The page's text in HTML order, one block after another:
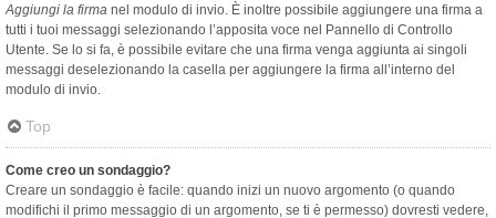
Aggiungi la firma nel modulo di invio. È inoltre possibile aggiungere una firma a
tutti i tuoi messaggi selezionando l’apposita voce nel Pannello di Controllo
Utente. Se lo si fa, è possibile evitare che una firma venga aggiunta ai singoli
messaggi deselezionando la casella per aggiungere la firma all’interno del
modulo di invio.
Top
Come creo un sondaggio?
Creare un sondaggio è facile: quando inizi un nuovo argomento (o quando
modifichi il primo messaggio di un argomento, se ti è permesso) dovresti vedere,